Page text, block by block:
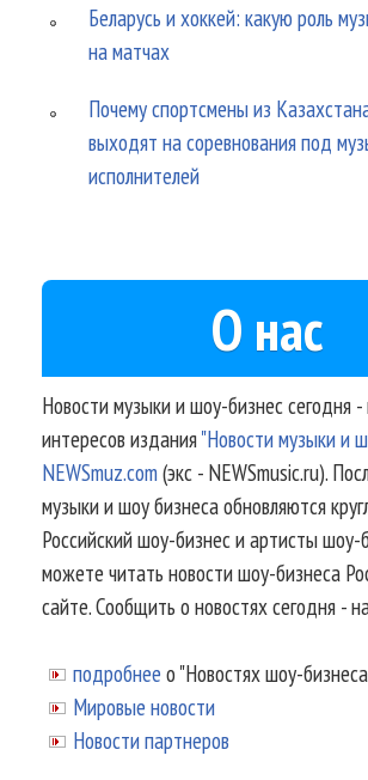
Беларусь и хоккей: какую роль
на матчах
Почему спортсмены из
выходят на соревнования под
исполнителей
О нас
Новости музыки и шоу-бизнес сегодня -
интересов издания"Новости музыки и
NEWSmuz.com(экс - NEWSmusic.ru).
музыки и шоу бизнеса обновляются
Российский шоу-бизнес и артисты шоу-
можете читать новости шоу-бизнеса
сайте. Сообщить о новостях сегодня -
подробнее о "Новостях шоу-
Мировые новости
Новости партнеров